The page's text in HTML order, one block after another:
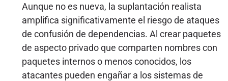
Aunque no es nueva, la suplantación realista
amplifica significativamente el riesgo de ataques
de confusión de dependencias. Al crear paquetes
de aspecto privado que comparten nombres con
paquetes internos o menos conocidos, los
atacantes pueden engañar a los sistemas de